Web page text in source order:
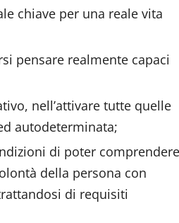
chiave per una reale vita
pensare realmente capaci
nell’attivare tutte quelle
autodeterminata;
di poter comprendere
della persona con
di requisiti